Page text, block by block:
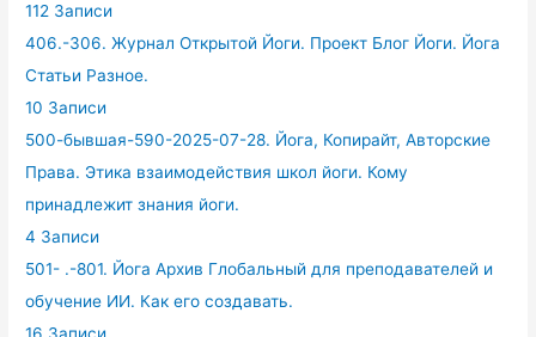
112 Записи
406.-306. Журнал Открытой Йоги. Проект Блог Йоги. Йога
Статьи Разное.
10 Записи
500-бывшая-590-2025-07-28. Йога, Копирайт, Авторские
Права. Этика взаимодействия школ йоги. Кому
принадлежит знания йоги.
4 Записи
501- .-801. Йога Архив Глобальный для преподавателей и
обучение ИИ. Как его создавать.